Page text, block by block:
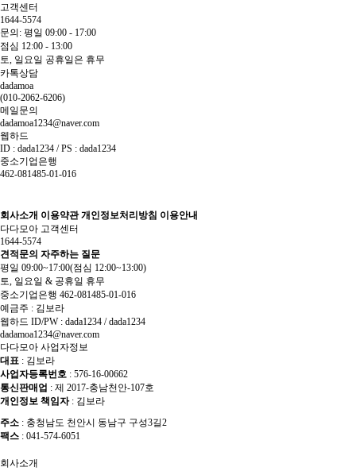
고객센터
1644-5574
문의: 평일 09:00 - 17:00
점심 12:00 - 13:00
토, 일요일 공휴일은 휴무
카톡상담
dadamoa
(010-2062-6206)
메일문의
dadamoa1234@naver.com
웹하드
ID : dada1234 / PS : dada1234
중소기업은행
462-081485-01-016
회사소개 이용약관 개인정보처리방침 이용안내
다다모아 고객센터
1644-5574
견적문의 자주하는 질문
평일 09:00~17:00(점심 12:00~13:00)
토, 일요일 & 공휴일 휴무
중소기업은행 462-081485-01-016
예금주 : 김보라
웹하드 ID/PW : dada1234 / dada1234
dadamoa1234@naver.com
다다모아 사업자정보
대표 : 김보라
사업자등록번호 : 576-16-00662
통신판매업 : 제 2017-충남천안-107호
개인정보 책임자: 김보라
주소 : 충청남도 천안시 동남구 구성3길2
팩스 : 041-574-6051
회사소개